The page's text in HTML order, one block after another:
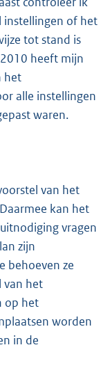
instellingen of het
tot stand is
heeft mijn
het
alle instellingen
waren.
van het
kan het
vragen
zijn
behoeven ze
van het
op het
worden
in de